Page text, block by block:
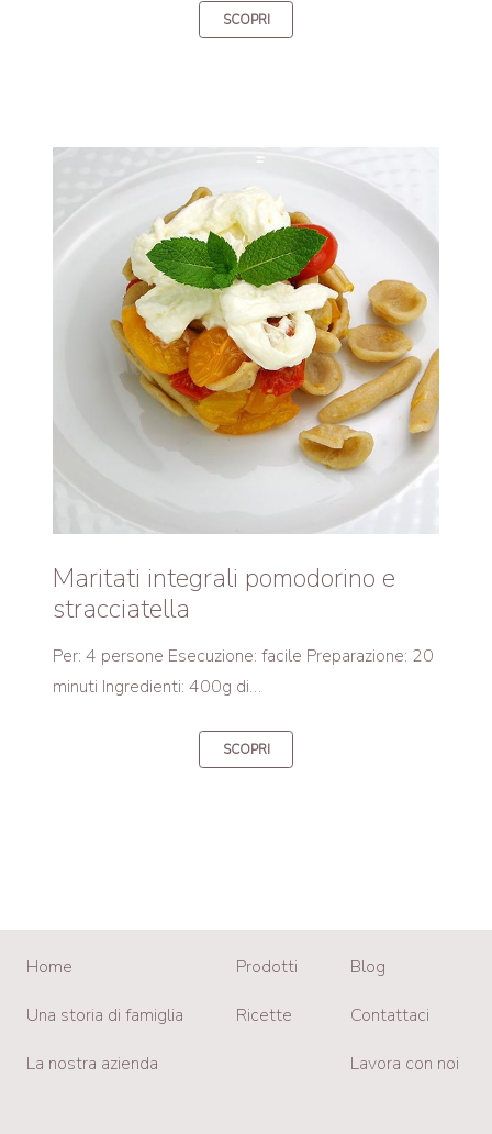
SCOPRI
Maritati integrali pomodorino e
stracciatella
Per: 4 persone Esecuzione: facile Preparazione: 20
minuti Ingredienti: 400g di…
SCOPRI
Home
Una storia di famiglia
La nostra azienda
Prodotti
Ricette
Blog
Contattaci
Lavora con noi